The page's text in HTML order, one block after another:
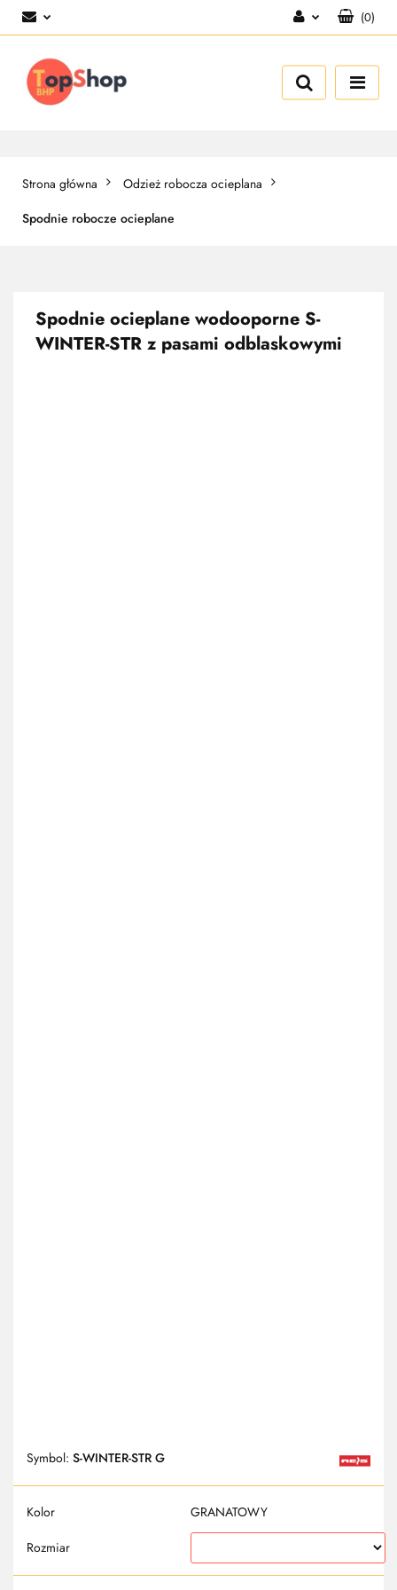
Zarejestruj się
(0)
Strona główna
Odzież robocza ocieplana
Spodnie robocze ocieplane
Spodnie ocieplane wodooporne S-
WINTER-STR z pasami odblaskowymi
Symbol: S-WINTER-STR G
Kolor
GRANATOWY
Rozmiar